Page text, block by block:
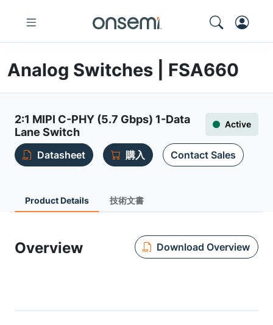
Analog Switches | FSA660
2:1 MIPI C-PHY (5.7 Gbps) 1-Data
Lane Switch
Active
Datasheet 購入 Contact Sales
Product Details 技術文書
Overview Download Overview